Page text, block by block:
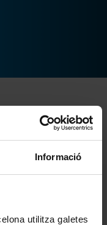
Informació
utilitza galetes